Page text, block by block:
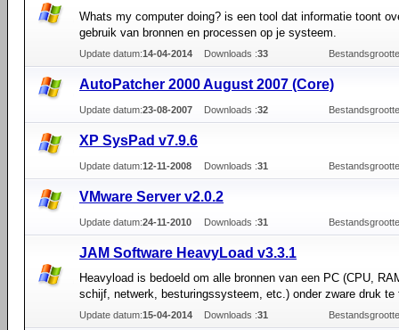
Whats my computer doing? is een tool dat informatie toont
gebruik van bronnen en processen op je systeem.
Update datum:14-04-2014 Downloads :33
AutoPatcher 2000 August 2007 (Core)
Update datum:23-08-2007 Downloads :32
XP SysPad v7.9.6
Update datum:12-11-2008 Downloads :31
VMware Server v2.0.2
Update datum:24-11-2010 Downloads :31
JAM Software HeavyLoad v3.3.1
Heavyload is bedoeld om alle bronnen van een PC (CPU,
schijf, netwerk, besturingssysteem, etc.) onder zware druk te
Update datum:15-04-2014 Downloads :31